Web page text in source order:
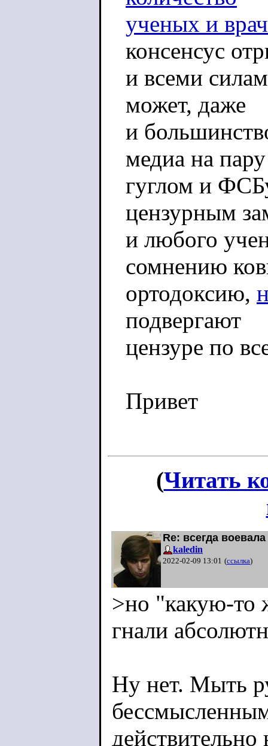
ученых и
консенсус
и всеми
может, даже
и
медиа на
гуглом и
цензурным
и любого
сомнению
ортодоксию,
подвергают
цензуре по
Привет
(Читать
Re: всегда воевала
kaledin
2022-02-09 13:01 (ссылка)
>но "какую-то
гнали
Ну нет. Мыть